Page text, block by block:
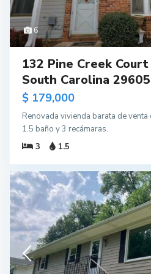
6
132 Pine Creek
South Carolina 29605
$ 179,000
Renovada vivienda barata de venta
1.5 baño y 3 recámaras.
3
1.5